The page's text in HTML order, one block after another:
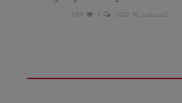
أغسطس 16, 2022 1
288